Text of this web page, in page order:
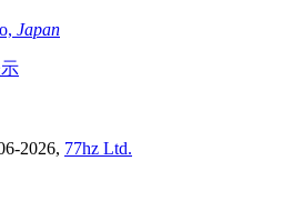
Japan
2026, 77hz Ltd.